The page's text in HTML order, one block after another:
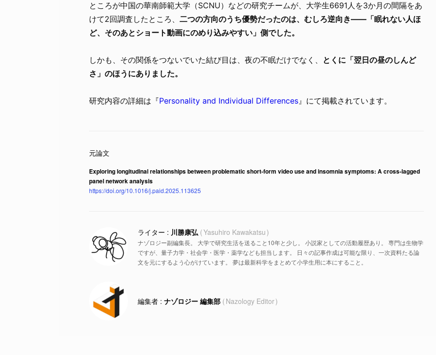
ところが中国の華南師範大学（SCNU）などの研究チームが、大学生6691人を3か月の間隔をあ
けて2回調査したところ、 二つの方向のうち優勢だったのは、むしろ逆向き――「眠れない人ほ
ど、そのあとショート動画にのめり込みやすい」側でした。
しかも、その関係をつないでいた結び目は、夜の不眠だけでなく、 とくに「翌日の昼のしんど
さ」のほうにありました。
研究内容の詳細は『Personality and Individual Differences』にて掲載されています。
Exploring longitudinal relationships between problematic short-form video use and insomnia symptoms: A cross-lagged
panel network analysis
https://doi.org/10.1016/j.paid.2025.113625
川勝康弘 Yasuhiro Kawakatsu
ナゾロジー副編集長。 大学で研究生活を送ること10年と少し。 小説家としての活動履歴あり。 専門は生物学
ですが、量子力学・社会学・医学・薬学なども担当します。 日々の記事作成は可能な限り、一次資料たる論
文を元にするよう心がけています。 夢は最新科学をまとめて小学生用に本にすること。
ナゾロジー 編集部 Nazology Editor